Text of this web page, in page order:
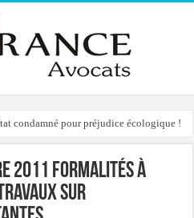
condamné pour préjudice écologique !
2011 formalités à
sur